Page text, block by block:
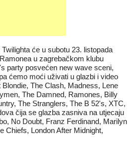
će u subotu 23. listopada
u zagrebačkom klubu
party posvećen new wave sceni,
ćemo moći uživati u glazbi i video
The Clash, Madness, Lene
The Damned, Ramones, Billy
The Stranglers, The B 52's, XTC,
čija se glazba zasniva na utjecaju
No Doubt, Franz Ferdinand, Marilyn
Chiefs, London After Midnight,